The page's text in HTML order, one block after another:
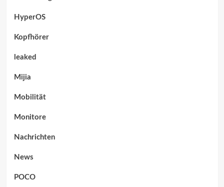
HyperOS
Kopfhörer
leaked
Mijia
Mobilität
Monitore
Nachrichten
News
POCO